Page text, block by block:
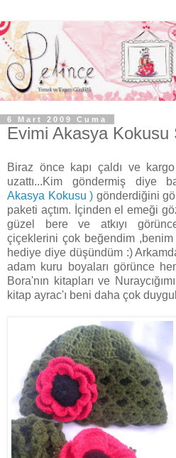
6 Mart 2009 Cuma
Evimi Akasya Kokusu
Biraz önce kapı çaldı ve
uzattı...Kim göndermiş diye
Akasya Kokusu ) gönderdiğini
paketi açtım. İçinden el emeği
güzel bere ve atkıyı
çiçeklerini çok beğendim
hediye diye düşündüm :)
adam kuru boyaları görünce
Bora'nın kitapları ve
kitap ayrac'ı beni daha çok